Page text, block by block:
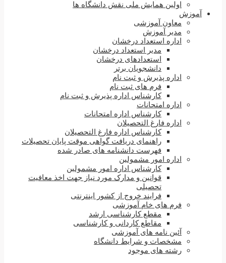
اولین همایش ملی نقش دانشگاه ها
آموزش
معاون آموزشی
مدیر آموزش
اداره استعداد درخشان
مدیر استعداد درخشان
استعدادهای درخشان
دانشجویان برتر
اداره پذیرش و ثبت نام
فرم های ثبت نام
کارشناس اداره پذیرش و ثبت نام
اداره امتحانات
کارشناس اداره امتحانات
اداره فارغ التحصیلان
کارشناس اداره فارغ التحصیلان
راهنمای دریافت گواهی موقت پایان تحصیلات
فهرست دانشنامه های صادر شده
اداره امور مشمولین
کارشناس اداره امور مشمولین
قوانین و مدارک مورد نیاز جهت اخذ معافیت
تحصیلی
فرایند خروج از کشور اینترنتی
فرم های خام آموزشی
مقطع کارشناسی ارشد
مقاطع کاردانی و کارشناسی
آئین نامه های آموزشی
مشخصات و شرایط دانشگاه
رشته های موجود